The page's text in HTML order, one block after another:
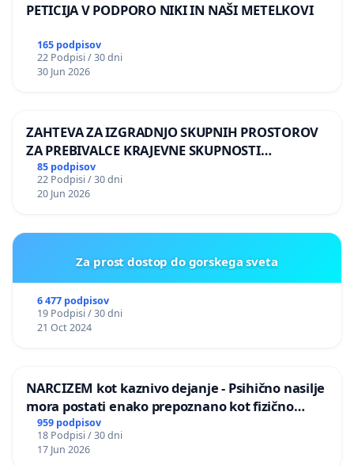
PETICIJA V PODPORO NIKI IN NAŠI METELKOVI
165 podpisov
22 Podpisi / 30 dni
30 Jun 2026
ZAHTEVA ZA IZGRADNJO SKUPNIH PROSTOROV
ZA PREBIVALCE KRAJEVNE SKUPNOSTI
PRESTRANEK
85 podpisov
22 Podpisi / 30 dni
20 Jun 2026
Za prost dostop do gorskega sveta
6 477 podpisov
19 Podpisi / 30 dni
21 Oct 2024
NARCIZEM kot kaznivo dejanje - Psihično nasilje
mora postati enako prepoznano kot fizično
nasilje
959 podpisov
18 Podpisi / 30 dni
17 Jun 2026